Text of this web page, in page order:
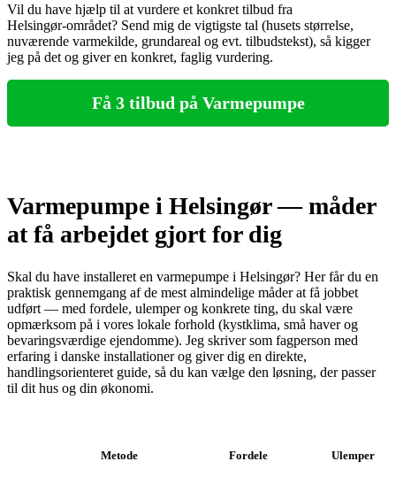
Vil du have hjælp til at vurdere et konkret tilbud fra
Helsingør‑området? Send mig de vigtigste tal (husets størrelse,
nuværende varmekilde, grundareal og evt. tilbudstekst), så kigger
jeg på det og giver en konkret, faglig vurdering.
Få 3 tilbud på Varmepumpe
Varmepumpe i Helsingør — måder
at få arbejdet gjort for dig
Skal du have installeret en varmepumpe i Helsingør? Her får du en
praktisk gennemgang af de mest almindelige måder at få jobbet
udført — med fordele, ulemper og konkrete ting, du skal være
opmærksom på i vores lokale forhold (kystklima, små haver og
bevaringsværdige ejendomme). Jeg skriver som fagperson med
erfaring i danske installationer og giver dig en direkte,
handlingsorienteret guide, så du kan vælge den løsning, der passer
til dit hus og din økonomi.
Metode Fordele Ulemper